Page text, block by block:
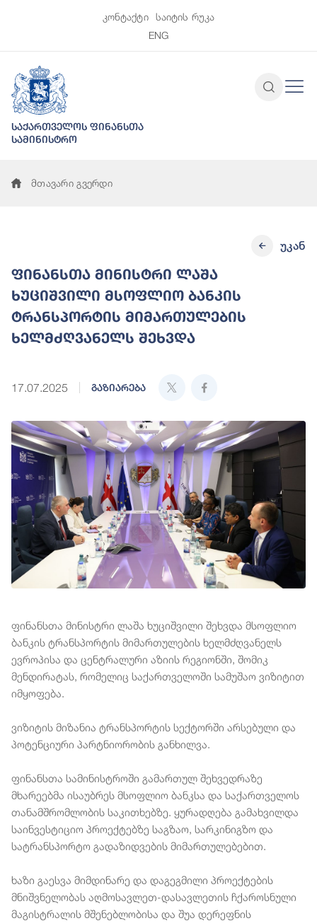
კონტაქტი
საიტის რუკა
ENG
საქართველოს ფინანსთა
სამინისტრო
მთავარი გვერდი
ფინანსთა მინისტრი ლაშა
ხუციშვილი მსოფლიო ბანკის
ტრანსპორტის მიმართულების
ხელმძღვანელს შეხვდა
17.07.2025 გაზიარება
უკან
ფინანსთა მინისტრი ლაშა ხუციშვილი შეხვდა მსოფლიო
ბანკის ტრანსპორტის მიმართულების ხელმძღვანელს
ევროპისა და ცენტრალური აზიის რეგიონში, შომიკ
მენდირატას, რომელიც საქართველოში სამუშაო ვიზიტით
იმყოფება.
ვიზიტის მიზანია ტრანსპორტის სექტორში არსებული და
პოტენციური პარტნიორობის განხილვა.
ფინანსთა სამინისტროში გამართულ შეხვედრაზე
მხარეებმა ისაუბრეს მსოფლიო ბანკსა და საქართველოს
თანამშრომლობის საკითხებზე. ყურადღება გამახვილდა
საინვესტიციო პროექტებზე საგზაო, სარკინიგზო და
სატრანსპორტო გადაზიდვების მიმართულებებით.
ხაზი გაესვა მიმდინარე და დაგეგმილი პროექტების
მნიშვნელობას აღმოსავლეთ-დასავლეთის ჩქაროსნული
მაგისტრალის მშენებლობისა და შუა დერეფნის